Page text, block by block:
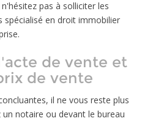
pas à solliciter les
spécialisé en droit immobilier
de vente et
de vente
il ne vous reste plus
notaire ou devant le bureau